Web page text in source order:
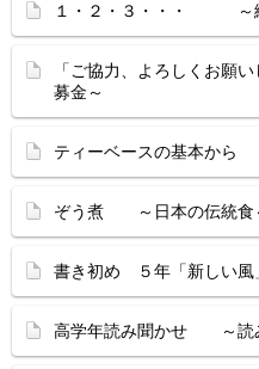
１・２・３・・・ ～
「ご協力、よろしくお
募金～
ティーベースの基本か
ぞう煮 ～日本の伝統食
書き初め ５年「新しい
高学年読み聞かせ ～読